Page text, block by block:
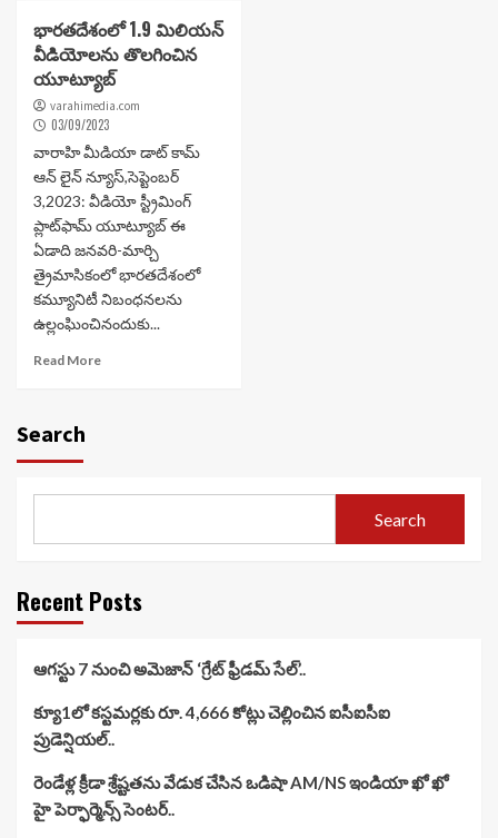
భారతదేశంలో 1.9 మిలియన్
వీడియోలను తొలగించిన
యూట్యూబ్
varahimedia.com
03/09/2023
వారాహి మీడియా డాట్ కామ్
ఆన్ లైన్ న్యూస్,సెప్టెంబర్
3,2023: వీడియో స్ట్రీమింగ్
ప్లాట్‌ఫామ్ యూట్యూబ్ ఈ
ఏడాది జనవరి-మార్చి
త్రైమాసికంలో భారతదేశంలో
కమ్యూనిటీ నిబంధనలను
ఉల్లంఘించినందుకు...
Read More
Search
Search
Recent Posts
ఆగస్టు 7 నుంచి అమెజాన్ ‘గ్రేట్ ఫ్రీడమ్ సేల్’..
క్యూ1లో కస్టమర్లకు రూ. 4,666 కోట్లు చెల్లించిన ఐసీఐసీఐ
ప్రుడెన్షియల్..
రెండేళ్ల క్రీడా శ్రేష్టతను వేడుక చేసిన ఒడిషా AM/NS ఇండియా ఖో ఖో
హై పెర్ఫార్మెన్స్ సెంటర్..